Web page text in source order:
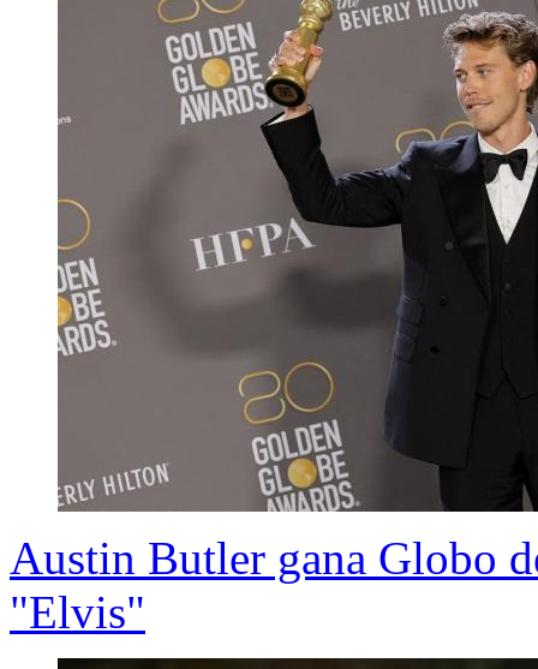
Austin Butler gana Globo
"Elvis"